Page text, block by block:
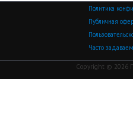
Политика
Публичная
Часто
Copyright © 2026